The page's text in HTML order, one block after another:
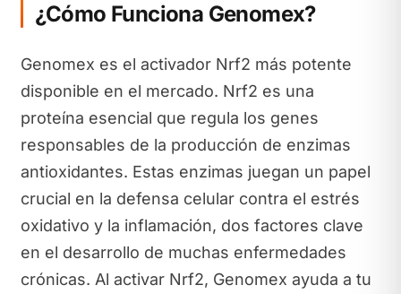
¿Cómo Funciona Genomex?
Genomex es el activador Nrf2 más potente
disponible en el mercado. Nrf2 es una
proteína esencial que regula los genes
responsables de la producción de enzimas
antioxidantes. Estas enzimas juegan un papel
crucial en la defensa celular contra el estrés
oxidativo y la inflamación, dos factores clave
en el desarrollo de muchas enfermedades
crónicas. Al activar Nrf2, Genomex ayuda a tu